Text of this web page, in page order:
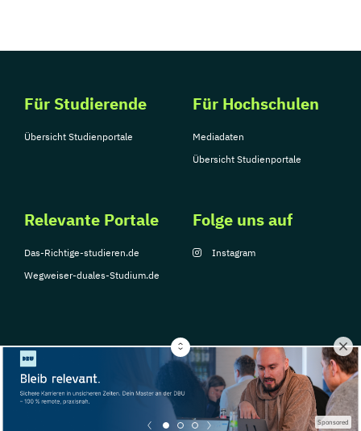
Sponsored
Für Studierende
Übersicht Studienportale
Für Hochschulen
Mediadaten
Übersicht Studienportale
Relevante Portale
Das-Richtige-studieren.de
Wegweiser-duales-Studium.de
Folge uns auf
Instagram
© Copyright 2026, TarGroup Media GmbH
Impressum
Über
Datenschutzerklärung Nutzungsbedingungen